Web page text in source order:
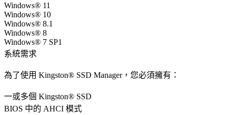
Windows® 11
Windows® 10
Windows® 8.1
Windows® 8
Windows® 7 SP1
系統需求
為了使用 Kingston® SSD Manager，您必須擁有：
一或多個 Kingston® SSD
BIOS 中的 AHCI 模式